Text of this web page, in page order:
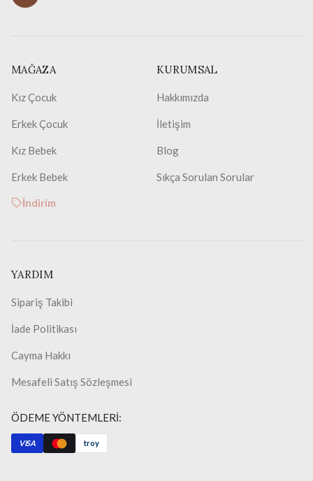
MAĞAZA
Kız Çocuk
Erkek Çocuk
Kız Bebek
Erkek Bebek
İndirim
KURUMSAL
Hakkımızda
İletişim
Blog
Sıkça Sorulan Sorular
YARDIM
Sipariş Takibi
İade Politikası
Cayma Hakkı
Mesafeli Satış Sözleşmesi
ÖDEME YÖNTEMLERİ:
VISA troy